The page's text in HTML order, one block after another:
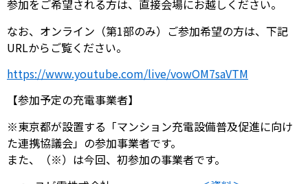
参加をご希望される方は、直接会場にお越しください。
なお、オンライン（第1部のみ）ご参加希望の方は、下記
URLからご覧ください。
https://www.youtube.com/live/vowOM7saVTM
【参加予定の充電事業者】
※東京都が設置する「マンション充電設備普及促進に向け
た連携協議会」の参加事業者です。
また、（※）は今回、初参加の事業者です。